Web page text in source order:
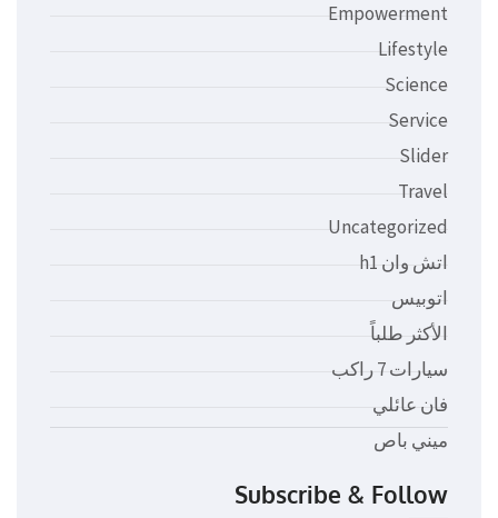
Empowerment
Lifestyle
Science
Service
Slider
Travel
Uncategorized
اتش وان h1
اتوبيس
الأكثر طلباً
سيارات 7 راكب
فان عائلي
ميني باص
Subscribe & Follow